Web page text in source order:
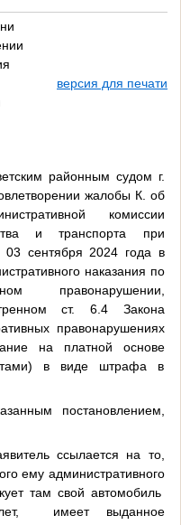
версия для печати
районным судом г.
жалобы К. об
комиссии
и транспорта при
сентября 2024 года в
наказания по
правонарушении,
ст. 6.4 Закона
правонарушениях
на платной основе
в виде штрафа в
постановлением,
ссылается на то,
ему административного
там свой автомобиль
имеет выданное